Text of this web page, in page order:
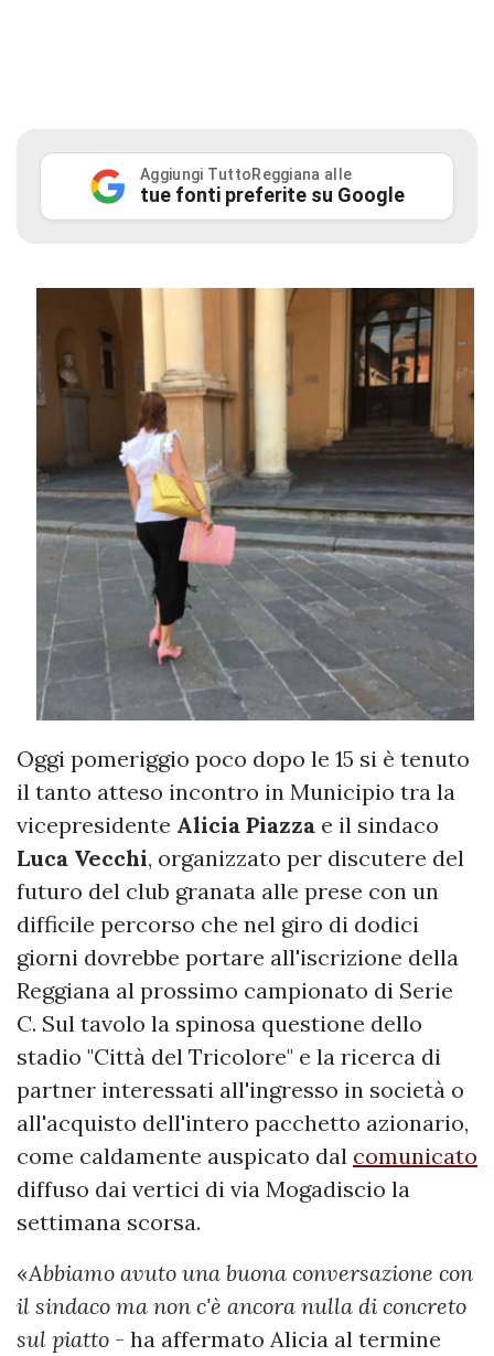
Aggiungi TuttoReggiana alle
tue fonti preferite su Google
Oggi pomeriggio poco dopo le 15 si è tenuto
il tanto atteso incontro in Municipio tra la
vicepresidente Alicia Piazza e il sindaco
Luca Vecchi, organizzato per discutere del
futuro del club granata alle prese con un
difficile percorso che nel giro di dodici
giorni dovrebbe portare all'iscrizione della
Reggiana al prossimo campionato di Serie
C. Sul tavolo la spinosa questione dello
stadio "Città del Tricolore" e la ricerca di
partner interessati all'ingresso in società o
all'acquisto dell'intero pacchetto azionario,
come caldamente auspicato dal comunicato
diffuso dai vertici di via Mogadiscio la
settimana scorsa.
«Abbiamo avuto una buona conversazione con
il sindaco ma non c'è ancora nulla di concreto
sul piatto - ha affermato Alicia al termine